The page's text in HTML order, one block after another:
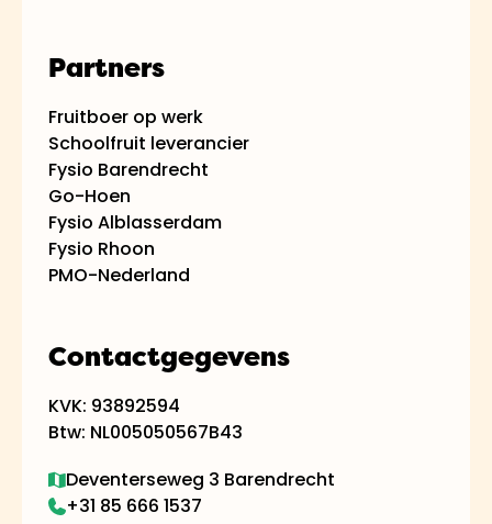
Contactgegevens
KVK: 93892594
Btw: NL005050567B43
Deventerseweg 3 Barendrecht
+31 85 666 1537
Partners
Fruitboer op werk
Schoolfruit leverancier
Fysio Barendrecht
Go-Hoen
Fysio Alblasserdam
Fysio Rhoon
PMO-Nederland